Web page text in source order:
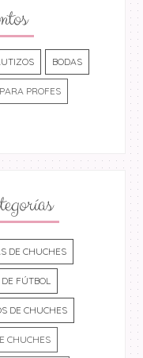
BODAS
PARA PROFES
DE CHUCHES
FÚTBOL
DE CHUCHES
CHUCHES